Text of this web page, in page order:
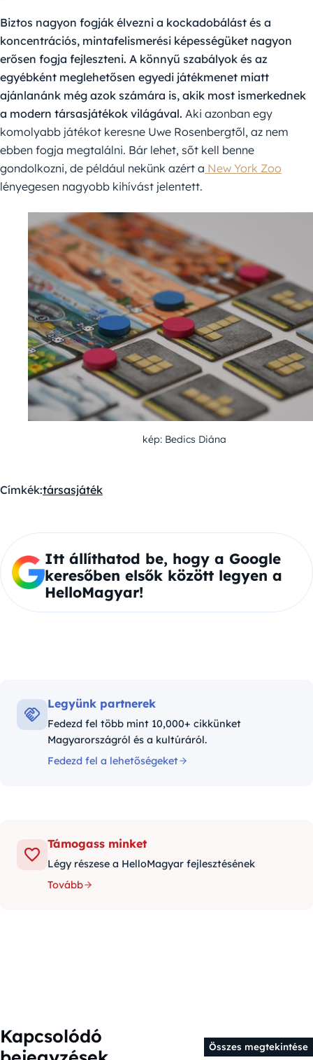
Biztos nagyon fogják élvezni a kockadobálást és a
koncentrációs, mintafelismerési képességüket nagyon
erősen fogja fejleszteni. A könnyű szabályok és az
egyébként meglehetősen egyedi játékmenet miatt
ajánlanánk még azok számára is, akik most ismerkednek
a modern társasjátékok világával. Aki azonban egy
komolyabb játékot keresne Uwe Rosenbergtől, az nem
ebben fogja megtalálni. Bár lehet, sőt kell benne
gondolkozni, de például nekünk azért a New York Zoo
lényegesen nagyobb kihívást jelentett.
kép: Bedics Diána
Címkék:társasjáték
Itt állíthatod be, hogy a Google
keresőben elsők között legyen a
HelloMagyar!
Legyünk partnerek
Fedezd fel több mint 10,000+ cikkünket
Magyarországról és a kultúráról.
Fedezd fel a lehetőségeket
Támogass minket
Légy részese a HelloMagyar fejlesztésének
Tovább
Kapcsolódó
Összes megtekintése